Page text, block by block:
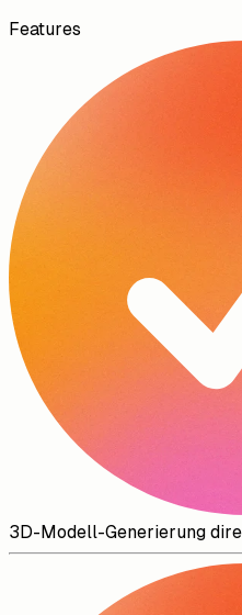
Features
3D-Modell-Generierung